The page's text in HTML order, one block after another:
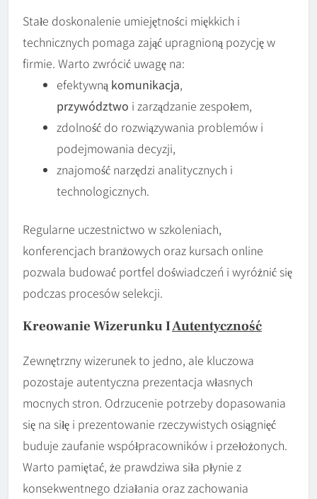
Stałe doskonalenie umiejętności miękkich i
technicznych pomaga zająć upragnioną pozycję w
firmie. Warto zwrócić uwagę na:
efektywną komunikacja,
przywództwo i zarządzanie zespołem,
zdolność do rozwiązywania problemów i
podejmowania decyzji,
znajomość narzędzi analitycznych i
technologicznych.
Regularne uczestnictwo w szkoleniach,
konferencjach branżowych oraz kursach online
pozwala budować portfel doświadczeń i wyróżnić się
podczas procesów selekcji.
Kreowanie Wizerunku IAutentyczność
Zewnętrzny wizerunek to jedno, ale kluczowa
pozostaje autentyczna prezentacja własnych
mocnych stron. Odrzucenie potrzeby dopasowania
się na siłę i prezentowanie rzeczywistych osiągnięć
buduje zaufanie współpracowników i przełożonych.
Warto pamiętać, że prawdziwa siła płynie z
konsekwentnego działania oraz zachowania